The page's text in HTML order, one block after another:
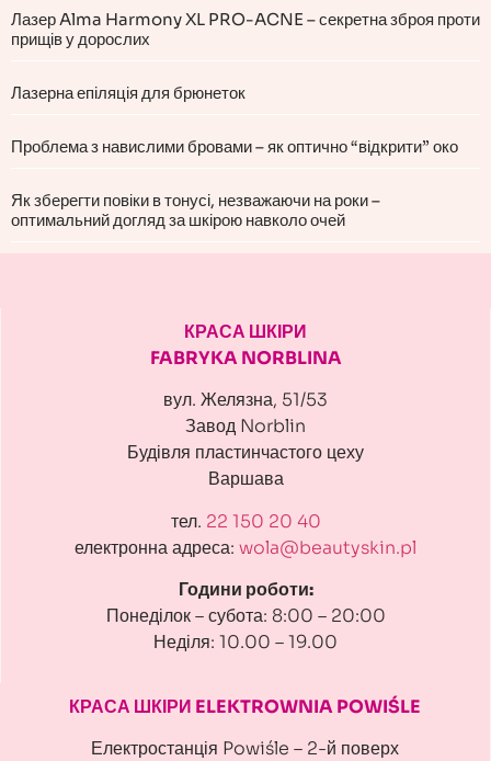
Лазер Alma Harmony XL PRO-ACNE – секретна зброя проти
прищів у дорослих
Лазерна епіляція для брюнеток
Проблема з навислими бровами – як оптично “відкрити” око
Як зберегти повіки в тонусі, незважаючи на роки –
оптимальний догляд за шкірою навколо очей
КРАСА ШКІРИ
FABRYKA NORBLINA
вул. Желязна, 51/53
Завод Norblin
Будівля пластинчастого цеху
Варшава
тел. 22 150 20 40
електронна адреса: wola@beautyskin.pl
Години роботи:
Понеділок – субота: 8:00 – 20:00
Неділя: 10.00 – 19.00
КРАСА ШКІРИ ELEKTROWNIA POWIŚLE
Електростанція Powiśle – 2-й поверх